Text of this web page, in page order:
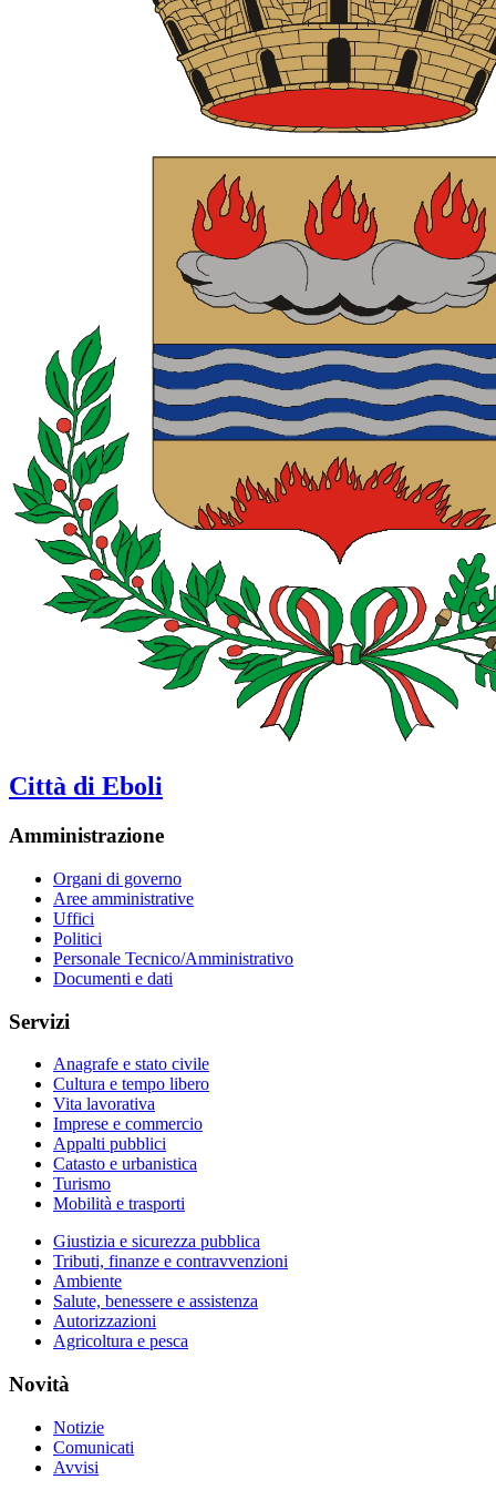
Città di Eboli
Amministrazione
Organi di governo
Aree amministrative
Uffici
Politici
Personale Tecnico/Amministrativo
Documenti e dati
Servizi
Anagrafe e stato civile
Cultura e tempo libero
Vita lavorativa
Imprese e commercio
Appalti pubblici
Catasto e urbanistica
Turismo
Mobilità e trasporti
Giustizia e sicurezza pubblica
Tributi, finanze e contravvenzioni
Ambiente
Salute, benessere e assistenza
Autorizzazioni
Agricoltura e pesca
Novità
Notizie
Comunicati
Avvisi